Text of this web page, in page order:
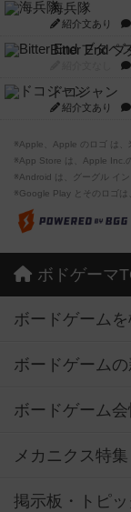
海兵隊
紹介文あり
Bitter End
ドコジャン
紹介文あり
※Apple、Apple のロゴ は、
※App Store は、Apple Inc.
※Android は、グーグル イ
※Google Play とそのロゴは
ボドゲーマ
ボードゲーム
ボードゲーム
ボードゲーム会
メカニクス特集
掲示板・トピッ